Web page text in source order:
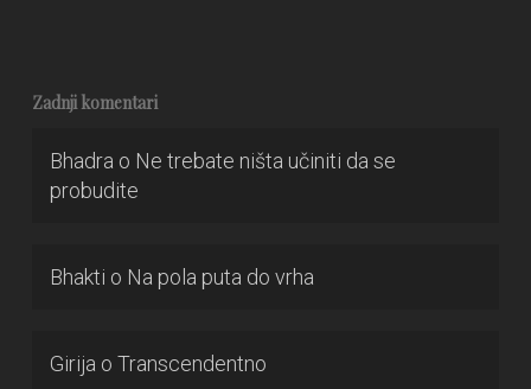
Zadnji komentari
Bhadra o Ne trebate ništa učiniti da se
probudite
Bhakti o Na pola puta do vrha
Girija o Transcendentno